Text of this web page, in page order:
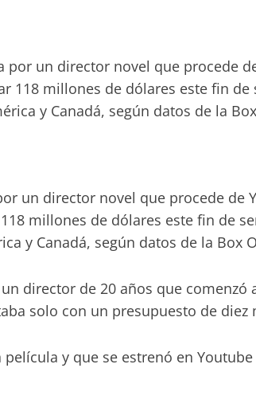
por un director novel que procede
118 millones de dólares este fin de
y Canadá, según datos de la
un director novel que procede de
millones de dólares este fin de
y Canadá, según datos de la Box
director de 20 años que comenzó
solo con un presupuesto de
y que se estrenó en